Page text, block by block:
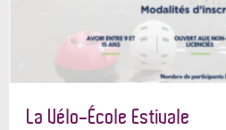
La Vélo-École Estivale